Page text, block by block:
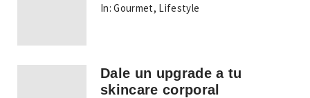
In: Gourmet, Lifestyle
Dale un upgrade a tu
skincare corporal